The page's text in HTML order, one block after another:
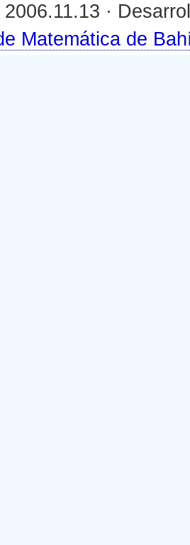
2006.11.13 ·
Matemática de